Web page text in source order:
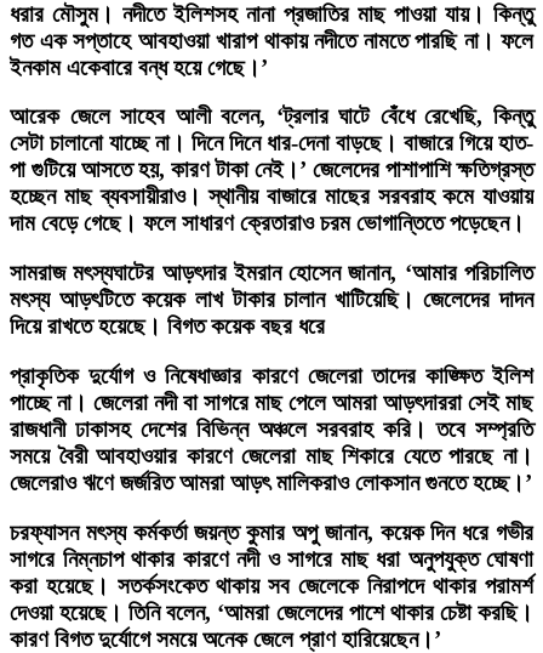
ধরার মৌসুম। নদীতে ইলিশসহ নানা প্রজাতির মাছ পাওয়া যায়। কিন্তু
গত এক সপ্তাহে আবহাওয়া খারাপ থাকায় নদীতে নামতে পারছি না। ফলে
ইনকাম একেবারে বন্ধ হয়ে গেছে।’
আরেক জেলে সাহেব আলী বলেন, ‘ট্রলার ঘাটে বেঁধে রেখেছি, কিন্তু
সেটা চালানো যাচ্ছে না। দিনে দিনে ধার-দেনা বাড়ছে। বাজারে গিয়ে হাত-
পা গুটিয়ে আসতে হয়, কারণ টাকা নেই।’ জেলেদের পাশাপাশি ক্ষতিগ্রস্ত
হচ্ছেন মাছ ব্যবসায়ীরাও। স্থানীয় বাজারে মাছের সরবরাহ কমে যাওয়ায়
দাম বেড়ে গেছে। ফলে সাধারণ ক্রেতারাও চরম ভোগান্তিতে পড়েছেন।
সামরাজ মৎস্যঘাটের আড়ৎদার ইমরান হোসেন জানান, ‘আমার পরিচালিত
মৎস্য আড়ৎটিতে কয়েক লাখ টাকার চালান খাটিয়েছি। জেলেদের দাদন
দিয়ে রাখতে হয়েছে। বিগত কয়েক বছর ধরে
প্রাকৃতিক দুর্যোগ ও নিষেধাজ্ঞার কারণে জেলেরা তাদের কাঙ্ক্ষিত ইলিশ
পাচ্ছে না। জেলেরা নদী বা সাগরে মাছ পেলে আমরা আড়ৎদাররা সেই মাছ
রাজধানী ঢাকাসহ দেশের বিভিন্ন অঞ্চলে সরবরাহ করি। তবে সম্প্রতি
সময়ে বৈরী আবহাওয়ার কারণে জেলেরা মাছ শিকারে যেতে পারছে না।
জেলেরাও ঋণে জর্জরিত আমরা আড়ৎ মালিকরাও লোকসান গুনতে হচ্ছে।’
চরফ্যাসন মৎস্য কর্মকর্তা জয়ন্ত কুমার অপু জানান, কয়েক দিন ধরে গভীর
সাগরে নিম্নচাপ থাকার কারণে নদী ও সাগরে মাছ ধরা অনুপযুক্ত ঘোষণা
করা হয়েছে। সতর্কসংকেত থাকায় সব জেলেকে নিরাপদে থাকার পরামর্শ
দেওয়া হয়েছে। তিনি বলেন, ‘আমরা জেলেদের পাশে থাকার চেষ্টা করছি।
কারণ বিগত দুর্যোগে সময়ে অনেক জেলে প্রাণ হারিয়েছেন।’